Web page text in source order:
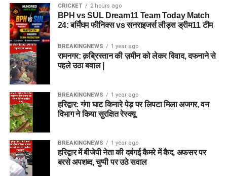
Top Wicket Takers Prediction
गेंदबाजी विभाग में ये खिलाड़ी शानदार प्रदर्शन कर सकते हैं।
Nathan Ellis
Ben Dwarshuis
Usman Tariq
Brydon Carse
Best Captain and Vice Captain
Choices
Lauren Filer (लॉरेन फाइलर)
Sunrisers Leeds Women (SUL-W)
Bryony Smith (ब्रायोनी स्मिथ)
Phoebe Litchfield (फोबे लिचफील्ड)
Lauren Winfield-Hill (WK) (लॉरेन विनफील्ड – विकेटकीपर)
Annabel Sutherland (अनाबेल सदरलैंड)
Deepti Sharma (दीप्ति शर्मा)
Jess Jonassen (जेस जोनासेन)
इब्राहिम जादरान (Ibrahim Zadran)
रहमत शाह (कप्तान / Rahmat Shah)
हशमतुल्लाह शाहिदी (Hashmatullah Shahidi)
अजमतुल्लाह ओमरजई (Azmatullah Omarzai)
इकराम अलीखिल (Ikram Alikhil)
मोहम्मद नबी / सेदिकुल्लाह अटल (Sediqullah Atal)
राशिद खान (Rashid Khan)
अल्लाह गज़नफर (AM Ghazanfar)
फजलहक फारूकी (Fazalhaq Farooqi)
यामीन अहमदजई (Yamin Ahmadzai)
CRICKET 2 hours ago
BPH vs SUL Dream11 Team Today Match
24: बर्मिंघम फीनिक्स vs सनराइजर्स लीड्स ड्रीम11 टीम
BREAKINGNEWS 1 year ago
रामनगर: क़ब्रिस्तान की ज़मीन को लेकर विवाद, दफनाने से
पहले उठा बवाल |
BREAKINGNEWS 1 year ago
हरिद्वार: गंगा घाट किनारे पेड़ पर लिपटा मिला अजगर, वन
विभाग ने किया सुरक्षित रेस्क्यू
BREAKINGNEWS 1 year ago
हरिद्वार में बीजेपी नेता की दबंगई कैमरे में कैद, अफसर पर
बरसे अपशब्द, चुप्पी पर उठे सवाल